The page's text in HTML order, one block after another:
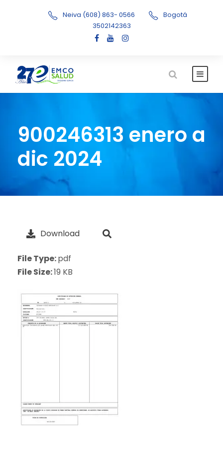
Neiva (608) 863- 0566
Bogotá
3502142363
900246313 enero a
dic 2024
Download
File Type:pdf
File Size:19 KB